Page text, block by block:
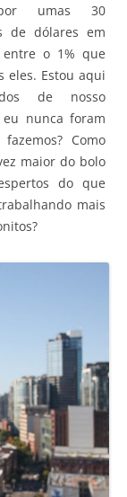
umas 30
de dólares em
entre o 1% que
eles. Estou aqui
de nosso
eu nunca foram
Como
maior do bolo
do que
mais